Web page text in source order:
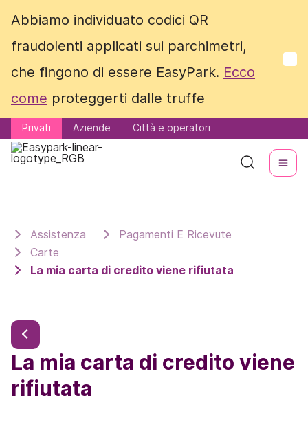
Abbiamo individuato codici QR
fraudolenti applicati sui parchimetri,
che fingono di essere EasyPark. Ecco
come proteggerti dalle truffe
Privati Aziende Città e operatori
Abbiamo individuato codici QR
fraudolenti applicati sui parchimetri,
che fingono di essere EasyPark. Ecco
come proteggerti dalle truffe
Privati Aziende Città e operatori
Assistenza
Pagamenti E Ricevute
Carte
La mia carta di credito viene rifiutata
La mia carta di credito viene
rifiutata